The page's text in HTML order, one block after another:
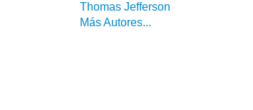
Thomas Jefferson
Más Autores...